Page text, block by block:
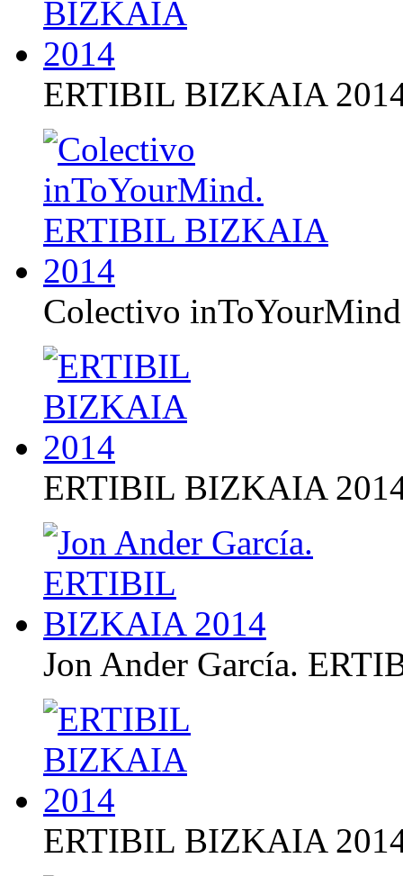
ERTIBIL BIZKAIA
Colectivo
ERTIBIL BIZKAIA
Jon Ander García.
ERTIBIL BIZKAIA